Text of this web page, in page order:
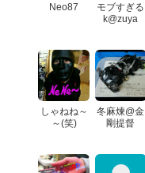
Neo87
モブすぎる
k@zuya
しゃねね～
～(笑)
冬麻煉@金
剛提督